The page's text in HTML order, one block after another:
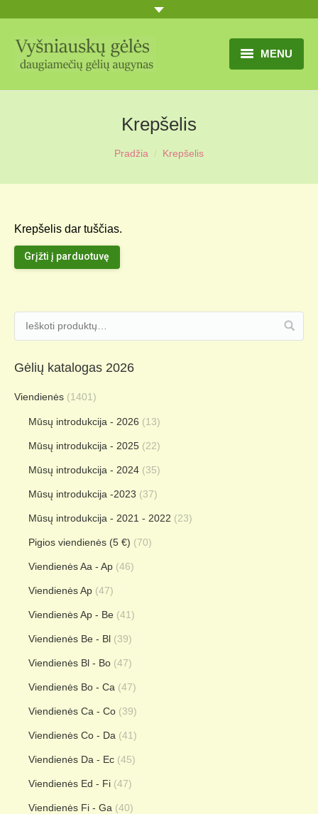
MENU
TITULINIS
GĖLIŲ KATALOGAS
PRANEŠIMAI
MŪSŲ AUGYNAS
Krepšelis
Pradžia Krepšelis
Krepšelis dar tuščias.
Grįžti į parduotuvę
Gėlių katalogas 2026
Viendienės (1401)
Mūsų introdukcija - 2026 (13)
Mūsų introdukcija - 2025 (22)
Mūsų introdukcija - 2024 (35)
Mūsų introdukcija -2023 (37)
Mūsų introdukcija - 2021 - 2022 (23)
Pigios viendienės (5 €) (70)
Viendienės Aa - Ap (46)
Viendienės Ap (47)
Viendienės Ap - Be (41)
Viendienės Be - Bl (39)
Viendienės Bl - Bo (47)
Viendienės Bo - Ca (47)
Viendienės Ca - Co (39)
Viendienės Co - Da (41)
Viendienės Da - Ec (45)
Viendienės Ed - Fi (47)
Viendienės Fi - Ga (40)